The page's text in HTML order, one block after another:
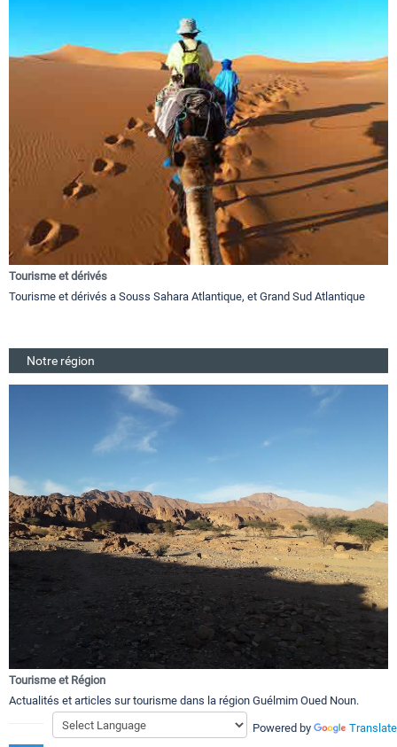
Tourisme et dérivés
Tourisme et dérivés a Souss Sahara Atlantique, et Grand Sud Atlantique
Notre région
Tourisme et Région
Actualités et articles sur tourisme dans la région Guélmim Oued Noun.
Powered by Translate